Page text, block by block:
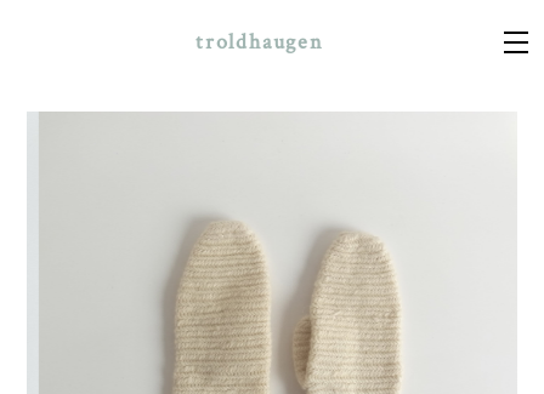
troldhaugen